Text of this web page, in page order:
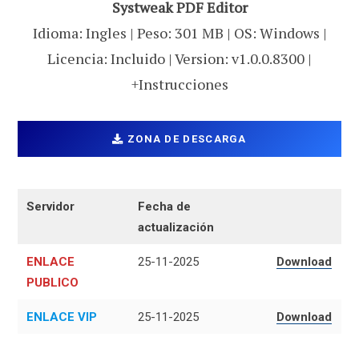
Systweak PDF Editor
Idioma: Ingles | Peso: 301 MB | OS: Windows |
Licencia: Incluido | Version: v1.0.0.8300 |
+Instrucciones
ZONA DE DESCARGA
Servidor
Fecha de
actualización
ENLACE
PUBLICO
25-11-2025 Download
ENLACE VIP 25-11-2025 Download